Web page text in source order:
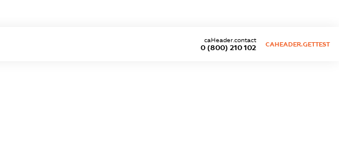
0 (800) 210 102
caHeader.contact
CAHEADER.GETTEST